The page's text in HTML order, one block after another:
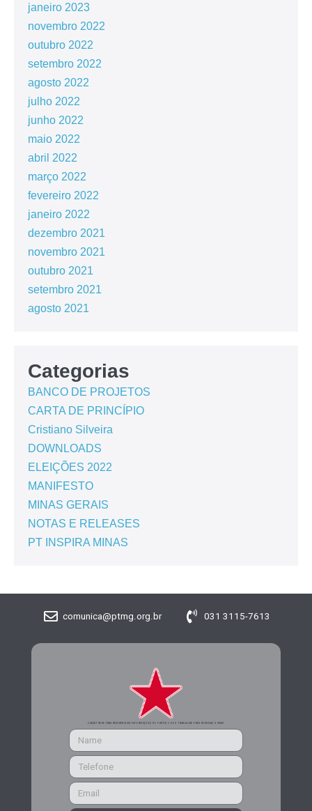
janeiro 2023
novembro 2022
outubro 2022
setembro 2022
agosto 2022
julho 2022
junho 2022
maio 2022
abril 2022
março 2022
fevereiro 2022
janeiro 2022
dezembro 2021
novembro 2021
outubro 2021
setembro 2021
agosto 2021
Categorias
BANCO DE PROJETOS
CARTA DE PRINCÍPIO
Cristiano Silveira
DOWNLOADS
ELEIÇÕES 2022
MANIFESTO
MINAS GERAIS
NOTAS E RELEASES
PT INSPIRA MINAS
comunica@ptmg.org.br 031 3115-7613
CADASTRE-SE PARA RECEBER MAIS INFORMAÇÕES DO PARTIDO DOS TRABALHADORES DE MINAS GERAIS